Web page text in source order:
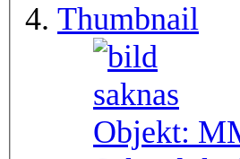
Thumbnail
Objekt: